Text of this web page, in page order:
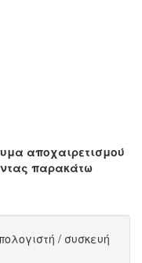
αποχαιρετισμού
παρακάτω
/ συσκευή